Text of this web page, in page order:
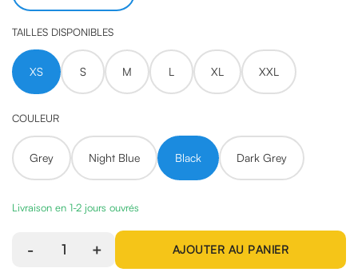
TAILLES DISPONIBLES
XS S M L XL XXL
COULEUR
Grey Night Blue Black Dark Grey
Livraison en 1-2 jours ouvrés
- 1 + AJOUTER AU PANIER